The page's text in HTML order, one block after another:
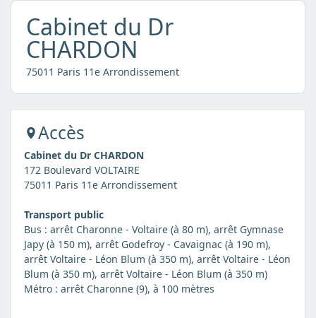
Cabinet du Dr
CHARDON
75011 Paris 11e Arrondissement
Accès
Cabinet du Dr CHARDON
172 Boulevard VOLTAIRE
75011 Paris 11e Arrondissement
Transport public
Bus : arrêt Charonne - Voltaire (à 80 m), arrêt Gymnase
Japy (à 150 m), arrêt Godefroy - Cavaignac (à 190 m),
arrêt Voltaire - Léon Blum (à 350 m), arrêt Voltaire - Léon
Blum (à 350 m), arrêt Voltaire - Léon Blum (à 350 m)
Métro : arrêt Charonne (9), à 100 mètres